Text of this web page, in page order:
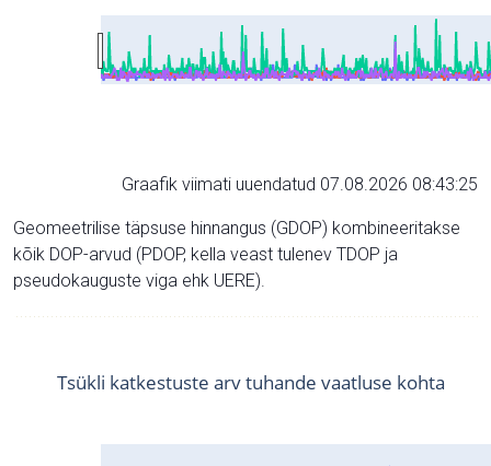
Graafik viimati uuendatud 07.08.2026 08:43:25
Geomeetrilise täpsuse hinnangus (GDOP) kombineeritakse
kõik DOP-arvud (PDOP, kella veast tulenev TDOP ja
pseudokauguste viga ehk UERE).
Tsükli katkestuste arv tuhande vaatluse kohta